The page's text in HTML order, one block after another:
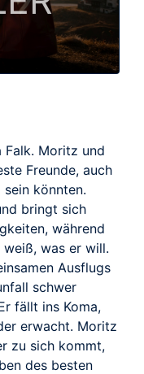
Falk. Moritz und
Freunde, auch
könnten.
bringt sich
während
weiß, was er will.
Ausflugs
schwer
fällt ins Koma,
erwacht. Moritz
zu sich kommt,
des besten